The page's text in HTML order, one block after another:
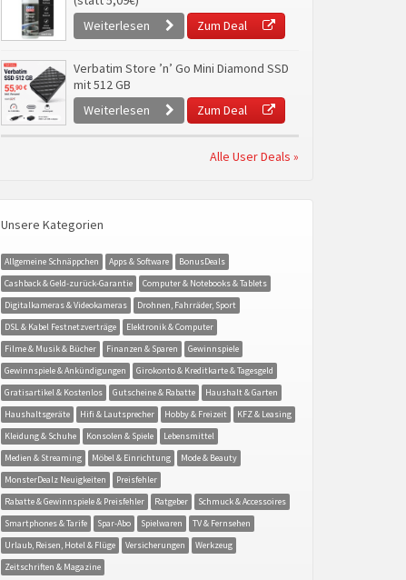
Weiterlesen
Zum Deal
Verbatim Store ’n’ Go Mini Diamond SSD
mit 512 GB
Weiterlesen
Zum Deal
Alle User Deals »
Unsere Kategorien
Allgemeine Schnäppchen Apps & Software
BonusDeals
Cashback & Geld-zurück-Garantie
Computer & Notebooks & Tablets
Digitalkameras & Videokameras
Drohnen, Fahrräder, Sport
DSL & Kabel Festnetzverträge
Elektronik & Computer
Filme & Musik & Bücher
Finanzen & Sparen
Gewinnspiele
Gewinnspiele & Ankündigungen
Girokonto & Kreditkarte & Tagesgeld
Gratisartikel & Kostenlos
Gutscheine & Rabatte
Haushalt & Garten
Haushaltsgeräte
Hifi & Lautsprecher Hobby & Freizeit
KFZ & Leasing
Kleidung & Schuhe
Konsolen & Spiele
Lebensmittel
Medien & Streaming
Möbel & Einrichtung
Mode & Beauty
MonsterDealz Neuigkeiten
Preisfehler
Rabatte & Gewinnspiele & Preisfehler
Ratgeber
Schmuck & Accessoires
Smartphones & Tarife
Spar-Abo Spielwaren
TV & Fernsehen
Urlaub, Reisen, Hotel & Flüge
Versicherungen
Werkzeug
Zeitschriften & Magazine